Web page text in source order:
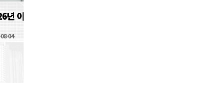
년 이혈재능나눔 봉사활동(7월)
04